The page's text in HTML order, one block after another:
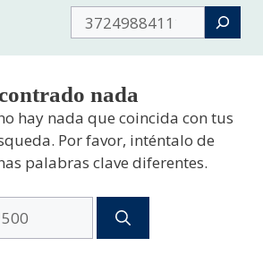
Buscar
nada
hay nada que coincida con tus
Por favor, inténtalo de
palabras clave diferentes.